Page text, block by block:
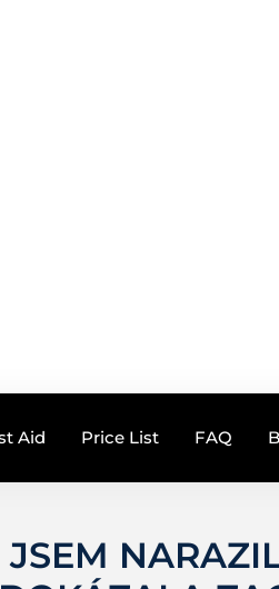
Aid Price List FAQ